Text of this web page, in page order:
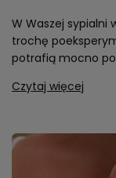
W Waszej sypialni
trochę
potrafią mocno
Czytaj więcej